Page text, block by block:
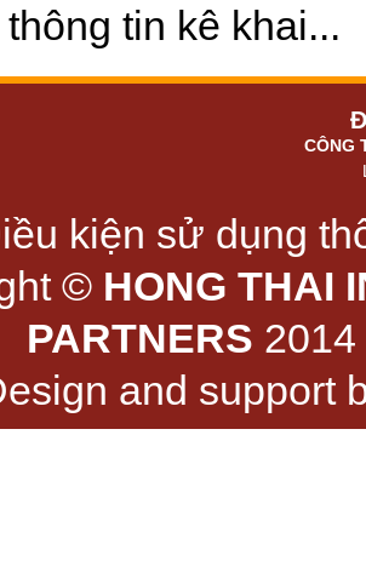
tin kê khai...
CÔNG
kiện sử dụng
© HONG THAI
PARTNERS
and support